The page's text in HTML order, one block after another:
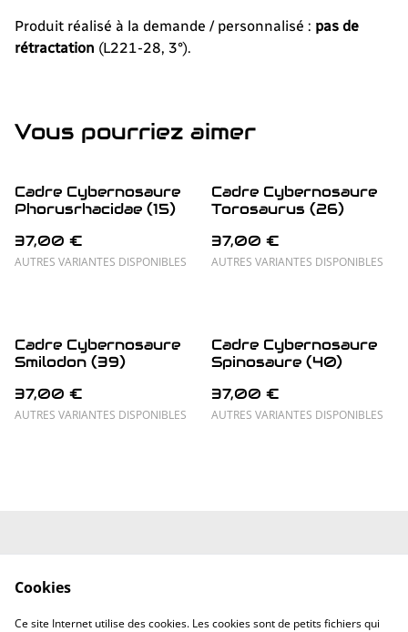
Produit réalisé à la demande / personnalisé : pas de
rétractation (L221-28, 3°).
Vous pourriez aimer
Cadre Cybernosaure
Phorusrhacidae (15)
37,00 €
AUTRES VARIANTES DISPONIBLES
Cadre Cybernosaure
Torosaurus (26)
37,00 €
AUTRES VARIANTES DISPONIBLES
Cadre Cybernosaure
Smilodon (39)
37,00 €
AUTRES VARIANTES DISPONIBLES
Cadre Cybernosaure
Spinosaure (40)
37,00 €
AUTRES VARIANTES DISPONIBLES
confidentialité
cookies
Cookies
Ce site Internet utilise des cookies. Les cookies sont de petits fichiers qui